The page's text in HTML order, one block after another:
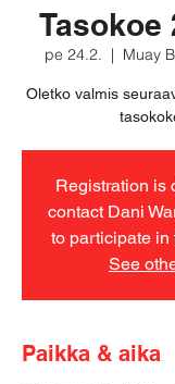
Tasokoe
pe 24.2.
  |
Muay
Oletko valmis
Registration is
contact Dani
to participate in
See
Paikka & aika